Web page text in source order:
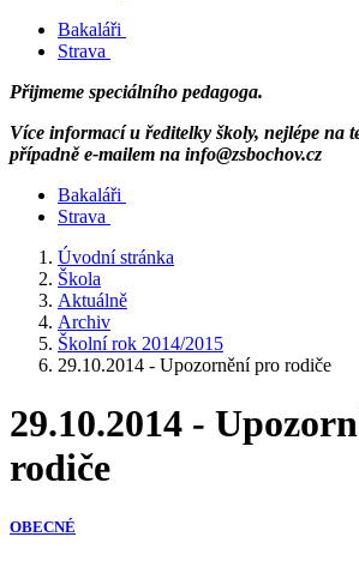
Bakaláři
Strava
Přijmeme speciálního pedagoga.
Více informací u ředitelky školy, nejlépe na
případně e-mailem na info@zsbochov.cz
Bakaláři
Strava
Úvodní stránka
Škola
Aktuálně
Archiv
Školní rok 2014/2015
29.10.2014 - Upozornění pro rodiče
29.10.2014 -
rodiče
OBECNÉ